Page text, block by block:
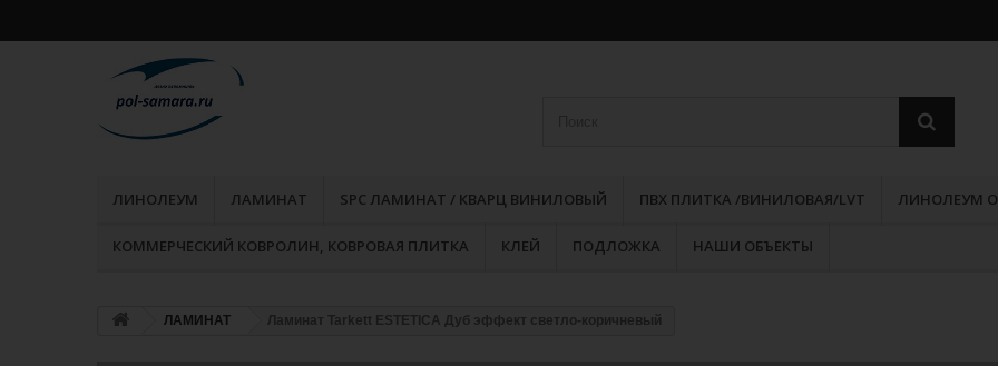
ЛИНОЛЕУМ ЛАМИНАТ SPC ЛАМИНАТ / КВАРЦ ВИНИЛОВЫЙ ПВХ ПЛИТКА /ВИНИЛОВАЯ/LVT ЛИНОЛЕУМ
КОММЕРЧЕСКИЙ КОВРОЛИН, КОВРОВАЯ ПЛИТКА КЛЕЙ ПОДЛОЖКА НАШИ ОБЪЕКТЫ
ЛАМИНАТ Ламинат Tarkett ESTETICA Дуб эффект светло-коричневый